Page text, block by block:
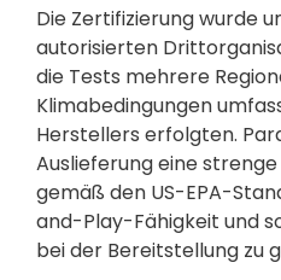
Die Zertifizierung wurde
autorisierten
die Tests mehrere
Klimabedingungen
Herstellers erfolgten.
Auslieferung eine
gemäß den US-EPA-
and-Play-Fähigkeit und
bei der Bereitstellung zu